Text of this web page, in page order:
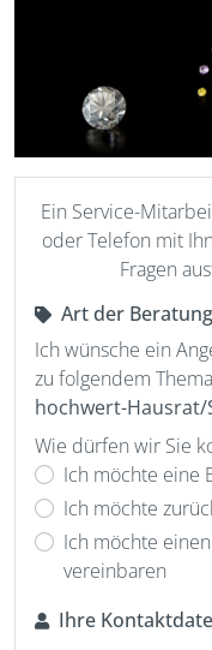
Ein Service-
oder Telefon mit
Fragen
Art der Beratung
Ich wünsche ein
zu folgendem Thema
hochwert-Hausrat/
Wie dürfen wir Sie
Ich möchte eine
Ich möchte
Ich möchte
vereinbaren
Ihre